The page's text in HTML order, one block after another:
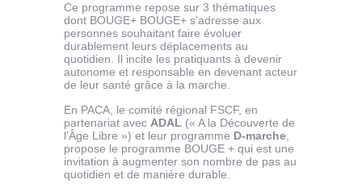
Ce programme repose sur 3 thématiques
dont BOUGE+ BOUGE+ s’adresse aux
personnes souhaitant faire évoluer
durablement leurs déplacements au
quotidien. Il incite les pratiquants à devenir
autonome et responsable en devenant acteur
de leur santé grâce à la marche.
En PACA, le comité régional FSCF, en
partenariat avec ADAL (« A la Découverte de
l’Âge Libre ») et leur programme D-marche,
propose le programme BOUGE + qui est une
invitation à augmenter son nombre de pas au
quotidien et de manière durable.